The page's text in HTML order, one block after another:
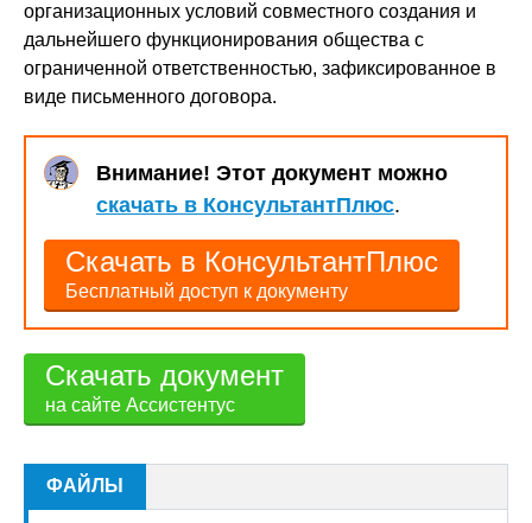
организационных условий совместного создания и
дальнейшего функционирования общества с
ограниченной ответственностью, зафиксированное в
виде письменного договора.
Внимание! Этот документ можно
скачать в КонсультантПлюс.
Скачать в КонсультантПлюс
Бесплатный доступ к документу
Скачать документ
на сайте Ассистентус
ФАЙЛЫ